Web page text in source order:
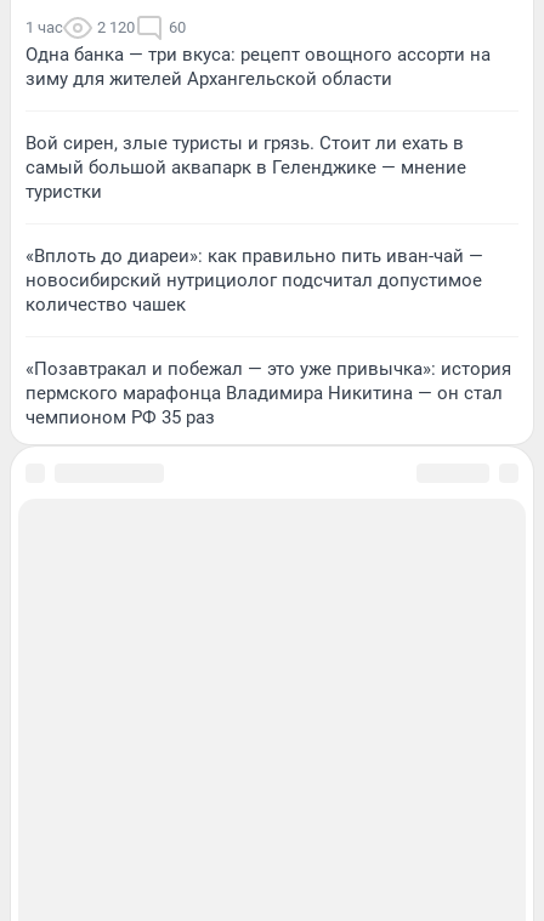
1 час 2 120 60
Одна банка — три вкуса: рецепт овощного ассорти на
зиму для жителей Архангельской области
Вой сирен, злые туристы и грязь. Стоит ли ехать в
самый большой аквапарк в Геленджике — мнение
туристки
«Вплоть до диареи»: как правильно пить иван-чай —
новосибирский нутрициолог подсчитал допустимое
количество чашек
«Позавтракал и побежал — это уже привычка»: история
пермского марафонца Владимира Никитина — он стал
чемпионом РФ 35 раз